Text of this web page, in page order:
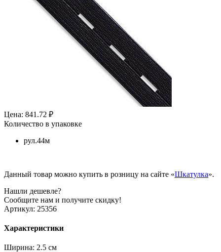
Цена: 841.72 ₽
Количество в упаковке
рул.44м
Данный товар можно купить в розницу на сайте «Шкатулка».
Нашли дешевле?
Сообщите нам и получите скидку!
Артикул: 25356
Характеристики
Ширина: 2.5 см